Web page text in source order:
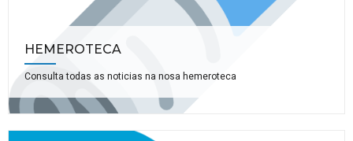
HEMEROTECA
Consulta todas as noticias na nosa hemeroteca